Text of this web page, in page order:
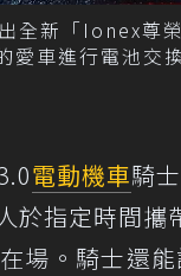
全新「Ionex尊
車進行電池交
電動機車騎
於指定時間
場。騎士還